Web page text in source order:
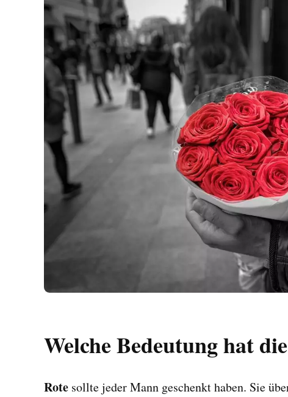
Welche Bedeutung hat
Rote sollte jeder Mann geschenkt haben. Sie